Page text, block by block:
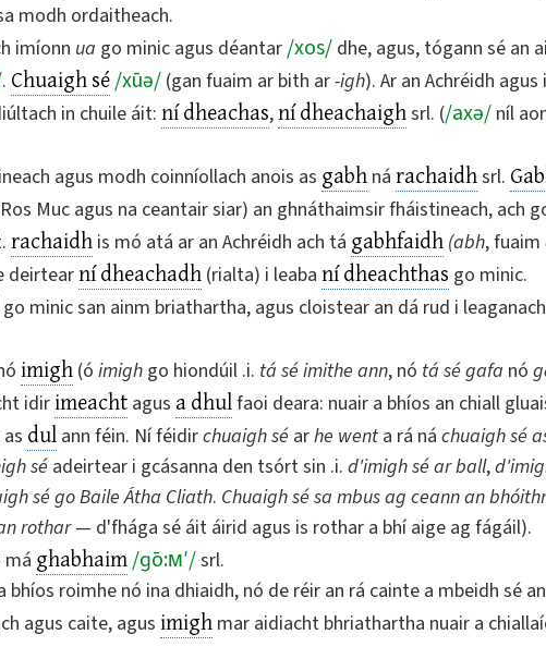
modh ordaitheach.
imíonn ua go minic agus déantar/xos/ dhe, agus, tógann sé an
. Chuaigh sé/xūə/ (gan fuaim ar bith ar-igh). Ar an Achréidh agus
in chuile áit: ní dheachas,ní dheachaighsrl. (/axə/ níl
agus modh coinníollach anois as gabh ná rachaidhsrl.
Muc agus na ceantair siar) an ghnáthaimsir fháistineach, ach
rachaidh is mó atá ar an Achréidh ach tá gabhfaidh (abh, fuaim
deirtearní dheachadh (rialta) i leaba ní dheachthas go minic.
go minic san ainm briathartha, agus cloistear an dá rud i
imigh (ó imigh go hiondúil .i. tá sé imithe ann, nó tá sé gafa nó
idir imeacht agus a dhulfaoi deara: nuair a bhíos an chiall
dul ann féin. Ní féidirchuaigh sé arhe went a rá ná chuaigh sé
sé adeirtear i gcásanna den tsórt sin .i. d'imigh sé ar ball,
sé go Baile Átha Cliath. Chuaigh sé sa mbus ag ceann an
rothar— d'fhága sé áit áirid agus is rothar a bhí aige ag fágáil).
má ghabhaim/ɡō:ᴍ′/srl.
roimhe nó ina dhiaidh, nó de réir an rá cainte a mbeidh sé
agus caite, agus imigh mar aidiacht bhriathartha nuair a